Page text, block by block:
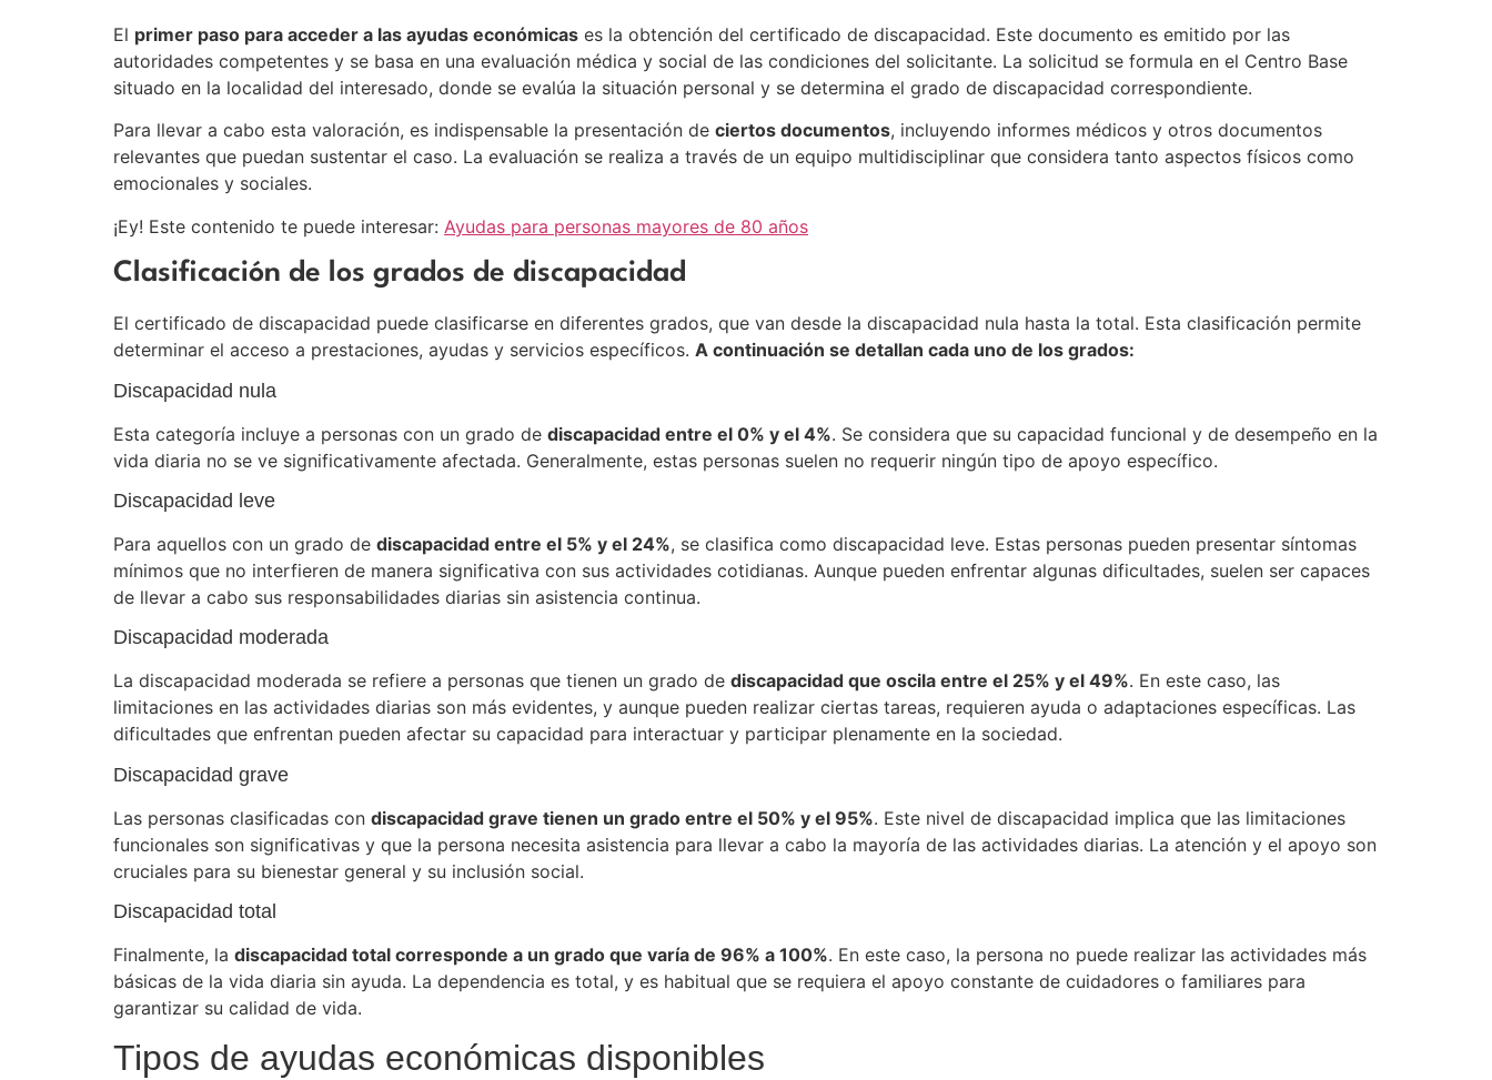
El primer paso para acceder a las ayudas económicas es la obtención del certificado de discapacidad. Este documento es emitido por las
autoridades competentes y se basa en una evaluación médica y social de las condiciones del solicitante. La solicitud se formula en el Centro Base
situado en la localidad del interesado, donde se evalúa la situación personal y se determina el grado de discapacidad correspondiente.
Para llevar a cabo esta valoración, es indispensable la presentación de ciertos documentos, incluyendo informes médicos y otros documentos
relevantes que puedan sustentar el caso. La evaluación se realiza a través de un equipo multidisciplinar que considera tanto aspectos físicos como
emocionales y sociales.
¡Ey! Este contenido te puede interesar: Ayudas para personas mayores de 80 años
Clasificación de los grados de discapacidad
El certificado de discapacidad puede clasificarse en diferentes grados, que van desde la discapacidad nula hasta la total. Esta clasificación permite
determinar el acceso a prestaciones, ayudas y servicios específicos. A continuación se detallan cada uno de los grados:
Discapacidad nula
Esta categoría incluye a personas con un grado de discapacidad entre el 0% y el 4%. Se considera que su capacidad funcional y de desempeño en la
vida diaria no se ve significativamente afectada. Generalmente, estas personas suelen no requerir ningún tipo de apoyo específico.
Discapacidad leve
Para aquellos con un grado de discapacidad entre el 5% y el 24%, se clasifica como discapacidad leve. Estas personas pueden presentar síntomas
mínimos que no interfieren de manera significativa con sus actividades cotidianas. Aunque pueden enfrentar algunas dificultades, suelen ser capaces
de llevar a cabo sus responsabilidades diarias sin asistencia continua.
Discapacidad moderada
La discapacidad moderada se refiere a personas que tienen un grado de discapacidad que oscila entre el 25% y el 49%. En este caso, las
limitaciones en las actividades diarias son más evidentes, y aunque pueden realizar ciertas tareas, requieren ayuda o adaptaciones específicas. Las
dificultades que enfrentan pueden afectar su capacidad para interactuar y participar plenamente en la sociedad.
Discapacidad grave
Las personas clasificadas con discapacidad grave tienen un grado entre el 50% y el 95%. Este nivel de discapacidad implica que las limitaciones
funcionales son significativas y que la persona necesita asistencia para llevar a cabo la mayoría de las actividades diarias. La atención y el apoyo son
cruciales para su bienestar general y su inclusión social.
Discapacidad total
Finalmente, la discapacidad total corresponde a un grado que varía de 96% a 100%. En este caso, la persona no puede realizar las actividades más
básicas de la vida diaria sin ayuda. La dependencia es total, y es habitual que se requiera el apoyo constante de cuidadores o familiares para
garantizar su calidad de vida.
Tipos de ayudas económicas disponibles